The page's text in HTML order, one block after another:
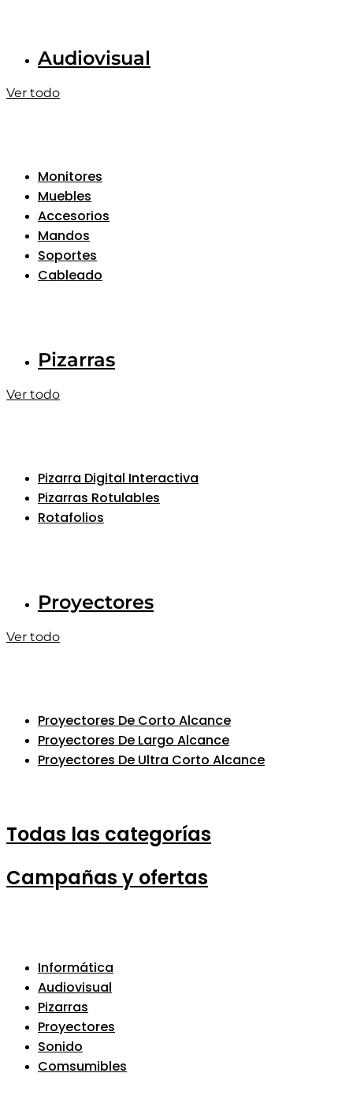
Audiovisual
Ver todo
Monitores
Muebles
Accesorios
Mandos
Soportes
Cableado
Pizarras
Ver todo
Pizarra Digital Interactiva
Pizarras Rotulables
Rotafolios
Proyectores
Ver todo
Proyectores De Corto Alcance
Proyectores De Largo Alcance
Proyectores De Ultra Corto Alcance
Todas las categorías
Campañas y ofertas
Informática
Audiovisual
Pizarras
Proyectores
Sonido
Comsumibles